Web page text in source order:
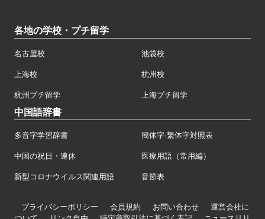
各地の学校・プチ留学
名古屋校 池袋校
上海校 杭州校
杭州プチ留学 上海プチ留学
中国語辞書
多音字学習辞書 簡体字·繁体字対照表
中国の祝日・連休 医療用語（常用編）
新型コロナウイルス関連用語 音節表
プライバシーポリシー 会員規約 お問い合わせ
運営会社に